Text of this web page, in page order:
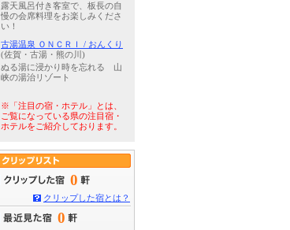
露天風呂付き客室で、板長の自
慢の会席料理をお楽しみくださ
い！
古湯温泉 ＯＮＣＲＩ / おんくり
(佐賀・古湯・熊の川)
ぬる湯に浸かり時を忘れる 山
峡の湯治リゾート
※「注目の宿・ホテル」とは、
ご覧になっている県の注目宿・
ホテルをご紹介しております。
0
クリップした宿とは？
0